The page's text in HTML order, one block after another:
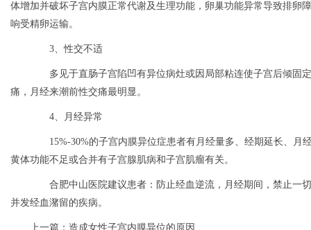
体增加并破坏子宫内膜正常代谢及生理功能，卵巢功能异常导致排卵
响受精卵运输。
3、性交不适
多见于直肠子宫陷凹有异位病灶或因局部粘连使子宫后倾固
痛，月经来潮前性交痛最明显。
4、月经异常
15%-30%的子宫内膜异位症患者有月经量多、经期延长、月
黄体功能不足或合并有子宫腺肌病和子宫肌瘤有关。
合肥中山医院建议患者：防止经血逆流，月经期间，禁止一
并发经血潴留的疾病。
上一篇： 造成女性子宫内膜异位的原因